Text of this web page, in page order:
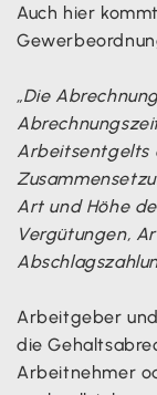
Auch hier
„Die
Arbeitsentgelts
Art und Höhe
Vergütungen,
Arbeitgeber
die
Arbeitnehmer